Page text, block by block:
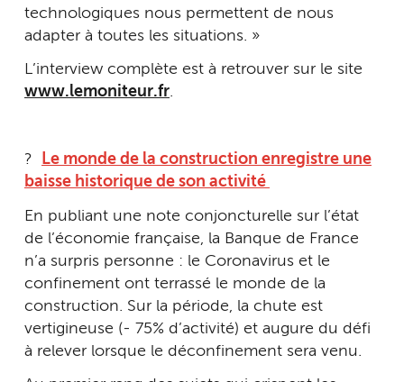
technologiques nous permettent de nous
adapter à toutes les situations. »
L’interview complète est à retrouver sur le site
www.lemoniteur.fr.
?
Le monde de la construction enregistre une
baisse historique de son activité
En publiant une note conjoncturelle sur l’état
de l’économie française, la Banque de France
n’a surpris personne : le Coronavirus et le
confinement ont terrassé le monde de la
construction. Sur la période, la chute est
vertigineuse (- 75% d’activité) et augure du défi
à relever lorsque le déconfinement sera venu.